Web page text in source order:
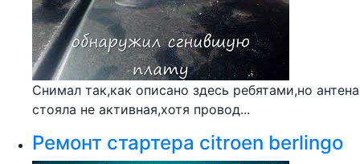
Снимал так,как описано здесь ребятами,но антена
стояла не активная,хотя провод...
Ремонт стартера citroen berlingo